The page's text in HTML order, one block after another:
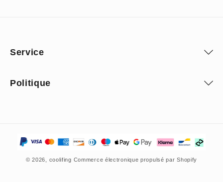
Service
Politique
Moyens
paiement
© 2026, coolifing Commerce électronique propulsé par Shopify